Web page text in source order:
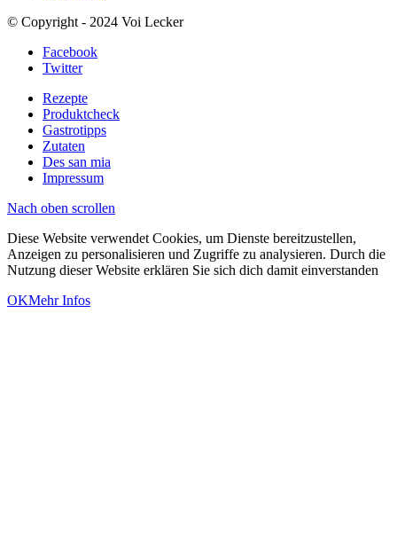
© Copyright - 2024 Voi Lecker
Facebook
Twitter
Rezepte
Produktcheck
Gastrotipps
Zutaten
Des san mia
Impressum
Nach oben scrollen
Diese Website verwendet Cookies, um Dienste bereitzustellen,
Anzeigen zu personalisieren und Zugriffe zu analysieren. Durch die
Nutzung dieser Website erklären Sie sich dich damit einverstanden
OKMehr Infos